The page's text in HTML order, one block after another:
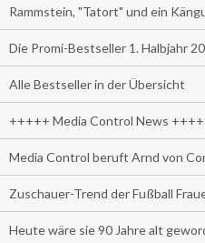
Rammstein, "Tatort" und ein
Die Promi-Bestseller 1. Halbjahr
Alle Bestseller in der Übersicht
+++++ Media Control News
Media Control beruft Arnd von
Zuschauer-Trend der Fußball
Heute wäre sie 90 Jahre alt